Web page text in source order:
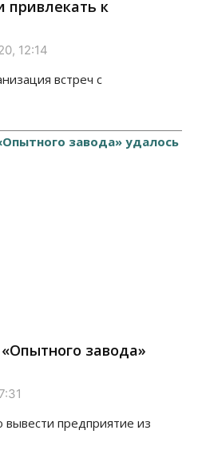
привлекать к
12:14
встреч с
завода»
предприятие из